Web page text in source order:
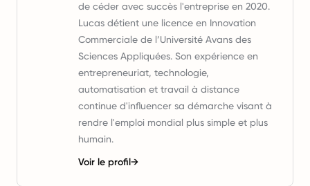
de céder avec succès l'entreprise en 2020.
Lucas détient une licence en Innovation
Commerciale de l’Université Avans des
Sciences Appliquées. Son expérience en
entrepreneuriat, technologie,
automatisation et travail à distance
continue d'influencer sa démarche visant à
rendre l'emploi mondial plus simple et plus
humain.
Voir le profil→